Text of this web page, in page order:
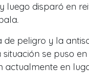
luego disparó en
de peligro y la
se puso
actualmente en